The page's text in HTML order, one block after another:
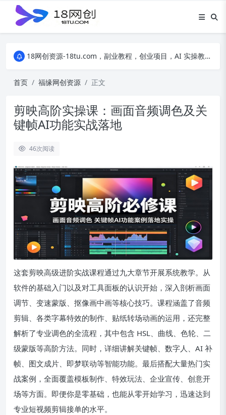
18网创资源-18tu.com，副业教程，创业项目，AI 实操教程，自媒体运营，电商干货，精品网盘资源，线上副业技巧，短视频创作教程
首页
福缘网创资源 正文
剪映高阶实操课：画面音频调色及关
键帧AI功能实战落地
46次阅读
这套剪映高级进阶实战课程通过九大章节开展系统教学。从
软件的基础入门以及对工具面板的认识开始，深入剖析画面
调节、变速蒙版、抠像画中画等核心技巧。课程涵盖了音频
剪辑、各类字幕特效的制作、贴纸转场动画的运用，还完整
解析了专业调色的全流程，其中包含 HSL、曲线、色轮、二
级蒙版等高阶方法。同时，详细讲解关键帧、数字人、AI 补
帧、图文成片、即梦联动等智能功能。最后搭配大量热门实
战案例，全面覆盖模板制作、特效玩法、企业宣传、创意开
场等方面。即便你是零基础，也能从零开始学习，迅速达到
专业短视频剪辑接单的水平。